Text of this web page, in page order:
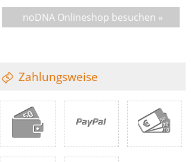
noDNA Onlineshop besuchen »
Zahlungsweise